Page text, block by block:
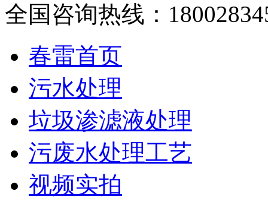
全国咨询热线：
春雷首页
污水处理
垃圾渗滤液处理
污废水处理工艺
视频实拍